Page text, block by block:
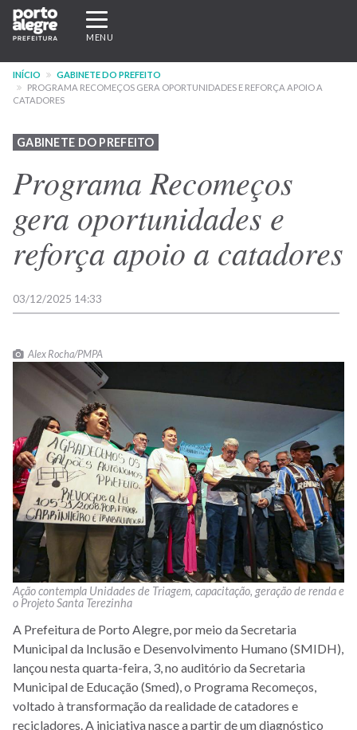
Pular
para
conteúdo
principal
Expandir/recolher
navegação
MENU
INÍCIO
GABINETE DO PREFEITO
PROGRAMA RECOMEÇOS GERA OPORTUNIDADES E REFORÇA APOIO A
CATADORES
GABINETE DO PREFEITO
Programa Recomeços
gera oportunidades e
reforça apoio a catadores
03/12/2025 14:33
Alex Rocha/PMPA
Ação contempla Unidades de Triagem, capacitação, geração de renda e
o Projeto Santa Terezinha
A Prefeitura de Porto Alegre, por meio da Secretaria
Municipal da Inclusão e Desenvolvimento Humano (SMIDH),
lançounesta quarta-feira, 3, no auditório da Secretaria
Municipal de Educação (Smed), o Programa Recomeços,
voltado à transformação da realidade de catadores e
recicladores. A iniciativa nasce a partir de um diagnóstico